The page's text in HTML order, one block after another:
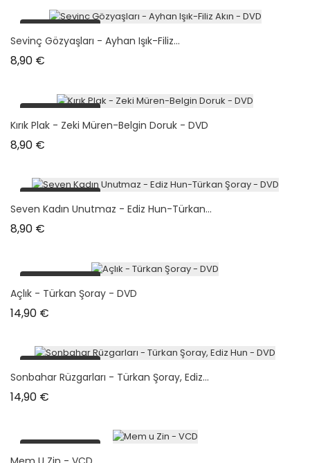
plus en stock
Sevinç Gözyaşları - Ayhan Işık-Filiz...
8,90 €
plus en stock
Kırık Plak - Zeki Müren-Belgin Doruk - DVD
8,90 €
plus en stock
Seven Kadın Unutmaz - Ediz Hun-Türkan...
8,90 €
plus en stock
Açlık - Türkan Şoray - DVD
14,90 €
plus en stock
Sonbahar Rüzgarları - Türkan Şoray, Ediz...
14,90 €